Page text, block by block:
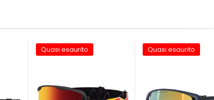
Quasi esaurito Quasi esaurito